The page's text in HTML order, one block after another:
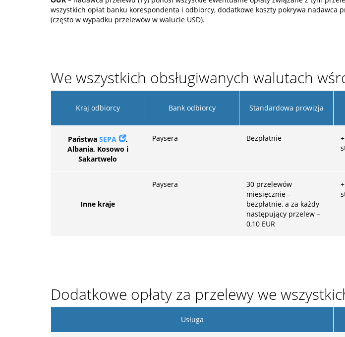
wszystkich opłat banku korespondenta i odbiorcy, dodatkowe koszty pokrywa
(często w wypadku przelewów w walucie USD).
We wszystkich obsługiwanych walutach
Kraj odbiorcy Bank odbiorcy Standardowa prowizja
Państwa SEPA
,
Albania, Kosowo i
Sakartwelo
Paysera Bezpłatnie +
Inne kraje
Paysera
30 przelewów
miesięcznie –
bezpłatnie, a za każdy
następujący przelew –
0,10 EUR
+
Dodatkowe opłaty za przelewy we
Usługa